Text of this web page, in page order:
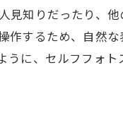
ポイント
見知りだったり、
作するため、自然
うに、セルフフォ